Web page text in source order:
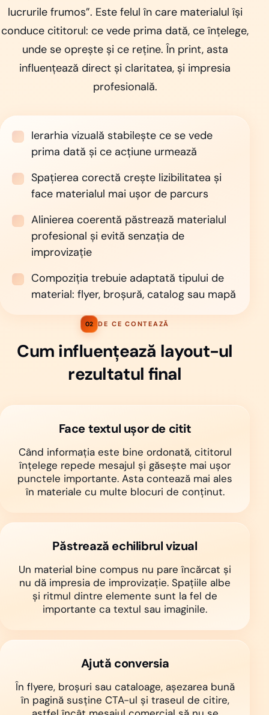
lucrurile frumos”. Este felul în care materialul își
conduce cititorul: ce vede prima dată, ce înțelege,
unde se oprește și ce reține. În print, asta
influențează direct și claritatea, și impresia
profesională.
Ierarhia vizuală stabilește ce se vede
prima dată și ce acțiune urmează
Spațierea corectă crește lizibilitatea și
face materialul mai ușor de parcurs
Alinierea coerentă păstrează materialul
profesional și evită senzația de
improvizație
Compoziția trebuie adaptată tipului de
material: flyer, broșură, catalog sau mapă
02 DE CE CONTEAZĂ
Cum influențează layout-ul
rezultatul final
Face textul ușor de citit
Când informația este bine ordonată, cititorul
înțelege repede mesajul și găsește mai ușor
punctele importante. Asta contează mai ales
în materiale cu multe blocuri de conținut.
Păstrează echilibrul vizual
Un material bine compus nu pare încărcat și
nu dă impresia de improvizație. Spațiile albe
și ritmul dintre elemente sunt la fel de
importante ca textul sau imaginile.
Ajută conversia
În flyere, broșuri sau cataloage, așezarea bună
în pagină susține CTA-ul și traseul de citire,